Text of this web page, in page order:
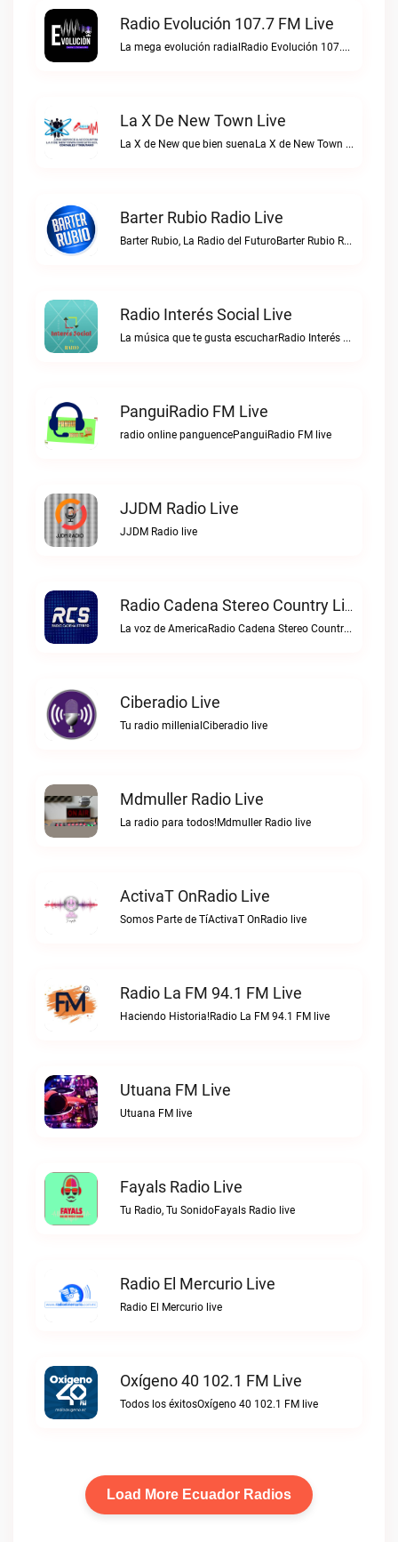
Radio Evolución 107.7 FM Live
La mega evolución radialRadio Evolución 107.7 FM live
La X De New Town Live
La X de New que bien suenaLa X de New Town live
Barter Rubio Radio Live
Barter Rubio, La Radio del FuturoBarter Rubio Radio live
Radio Interés Social Live
La música que te gusta escucharRadio Interés Social live
PanguiRadio FM Live
radio online panguencePanguiRadio FM live
JJDM Radio Live
JJDM Radio live
Radio Cadena Stereo Country Live
La voz de AmericaRadio Cadena Stereo Country live
Ciberadio Live
Tu radio millenialCiberadio live
Mdmuller Radio Live
La radio para todos!Mdmuller Radio live
ActivaT OnRadio Live
Somos Parte de TíActivaT OnRadio live
Radio La FM 94.1 FM Live
Haciendo Historia!Radio La FM 94.1 FM live
Utuana FM Live
Utuana FM live
Fayals Radio Live
Tu Radio, Tu SonidoFayals Radio live
Radio El Mercurio Live
Radio El Mercurio live
Oxígeno 40 102.1 FM Live
Todos los éxitosOxígeno 40 102.1 FM live
Load More Ecuador Radios